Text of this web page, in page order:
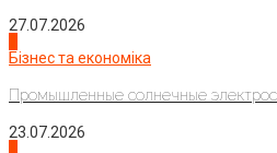
27.07.2026
Бізнес та економіка
Промышленные солнечные
23.07.2026